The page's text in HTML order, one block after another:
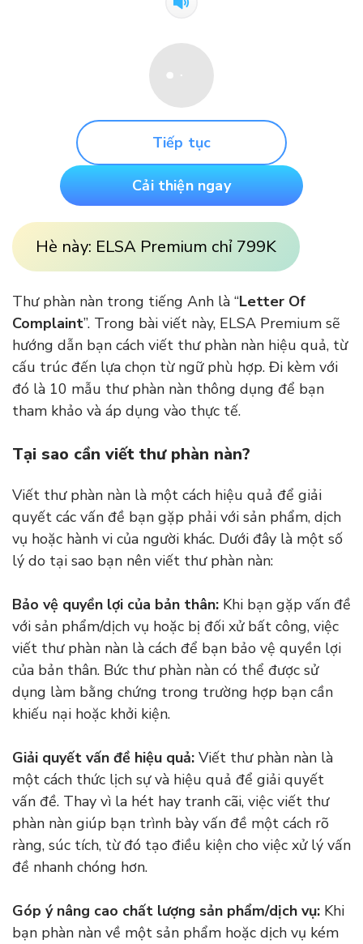
Tiếp tục
Cải thiện ngay
Hè này: ELSA Premium chỉ 799K
Thư phàn nàn trong tiếng Anh là “Letter Of
Complaint”. Trong bài viết này, ELSA Premium sẽ
hướng dẫn bạn cách viết thư phàn nàn hiệu quả, từ
cấu trúc đến lựa chọn từ ngữ phù hợp. Đi kèm với
đó là 10 mẫu thư phàn nàn thông dụng để bạn
tham khảo và áp dụng vào thực tế.
Tại sao cần viết thư phàn nàn?
Viết thư phàn nàn là một cách hiệu quả để giải
quyết các vấn đề bạn gặp phải với sản phẩm, dịch
vụ hoặc hành vi của người khác. Dưới đây là một số
lý do tại sao bạn nên viết thư phàn nàn:
Bảo vệ quyền lợi của bản thân: Khi bạn gặp vấn đề
với sản phẩm/dịch vụ hoặc bị đối xử bất công, việc
viết thư phàn nàn là cách để bạn bảo vệ quyền lợi
của bản thân. Bức thư phàn nàn có thể được sử
dụng làm bằng chứng trong trường hợp bạn cần
khiếu nại hoặc khởi kiện.
Giải quyết vấn đề hiệu quả: Viết thư phàn nàn là
một cách thức lịch sự và hiệu quả để giải quyết
vấn đề. Thay vì la hét hay tranh cãi, việc viết thư
phàn nàn giúp bạn trình bày vấn đề một cách rõ
ràng, súc tích, từ đó tạo điều kiện cho việc xử lý vấn
đề nhanh chóng hơn.
Góp ý nâng cao chất lượng sản phẩm/dịch vụ: Khi
bạn phàn nàn về một sản phẩm hoặc dịch vụ kém